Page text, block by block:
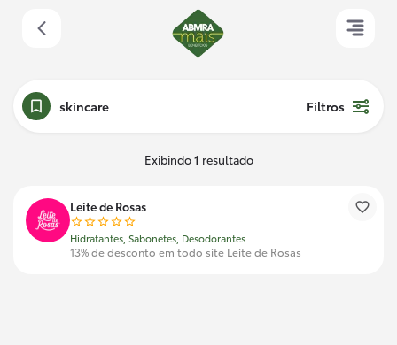
skincare Filtros
Exibindo1 resultado
Leite de Rosas
Hidratantes, Sabonetes, Desodorantes
13% de desconto em todo site Leite de Rosas